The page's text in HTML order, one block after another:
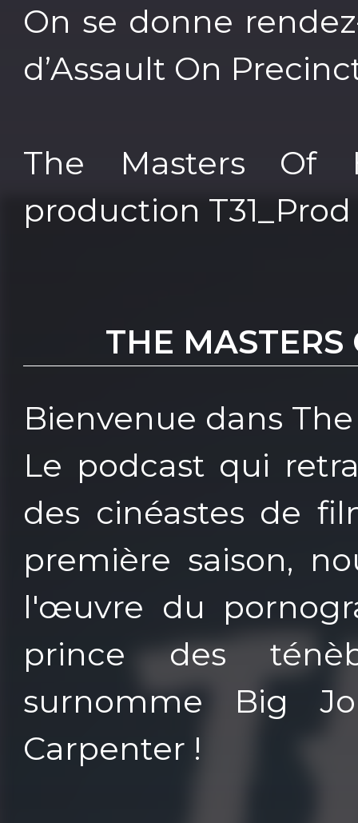
On se donne
d’Assault On
The Masters Of
production T31_Prod
THE
Bienvenue dans
Le podcast qui
des cinéastes de
première saison,
l'œuvre du
prince des
surnomme Big
Carpenter !